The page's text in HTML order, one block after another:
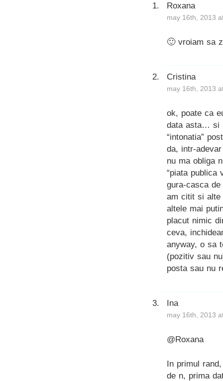
Roxana
may 16th, 2013
🙂 vroiam sa
Cristina
may 16th, 2013
ok, poate ca
data asta… si
“intonatia”
da, intr-
nu ma obliga
“piata publica
gura-casca de
am citit si alte
altele mai
placut nimic
ceva,
anyway, o sa
(pozitiv sau
posta sau nu
Ina
may 16th, 2013
@Roxana
In primul
de n, prima